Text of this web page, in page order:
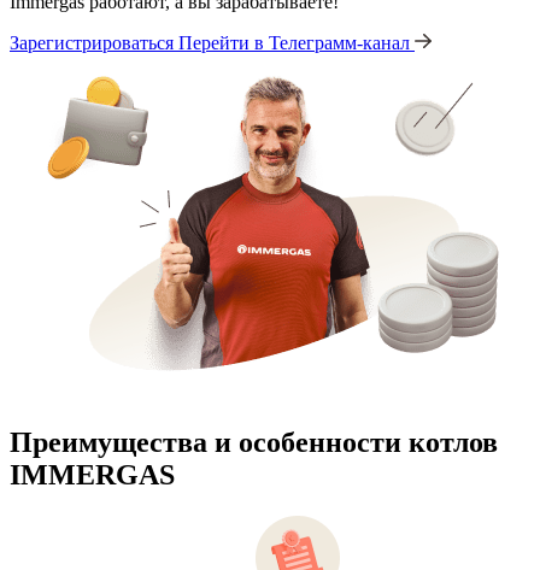
Зарегистрироваться Перейти в Телеграмм-канал
Преимущества и особенности котлов
IMMERGAS